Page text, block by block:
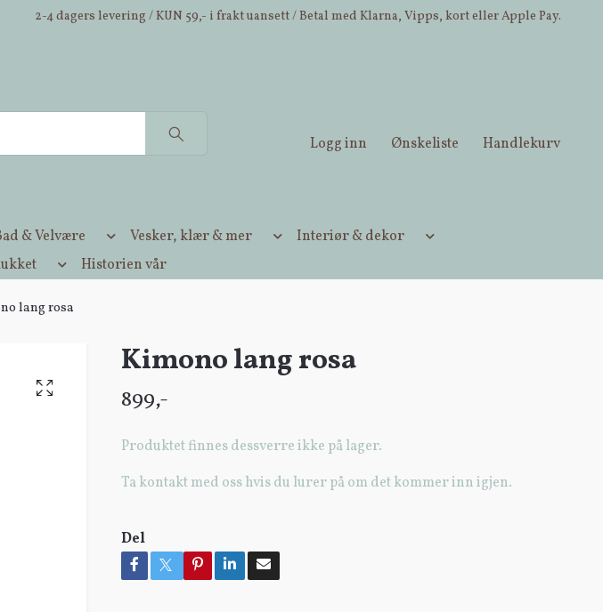
2-4 dagers levering / KUN 59,- i frakt uansett / Betal med Klarna, Vipps, kort eller Apple Pay.
Logg inn Ønskeliste Handlekurv
& Velvære Vesker, klær & mer
Interiør & dekor
Historien vår
lang rosa
Kimono lang rosa
899,-
Produktet finnes dessverre ikke på lager.
Ta kontakt med oss hvis du lurer på om det kommer inn igjen.
Del